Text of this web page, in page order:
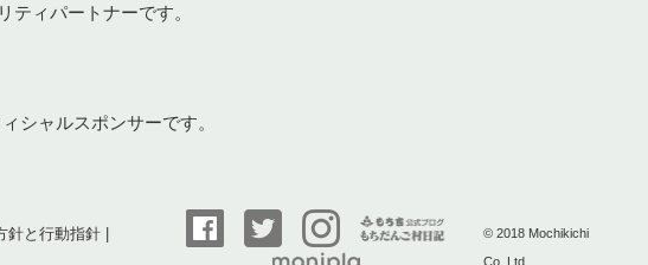
ティパートナーです。
シャルスポンサーです。
針と行動指針
© 2018 Mochikichi
Co.,Ltd.